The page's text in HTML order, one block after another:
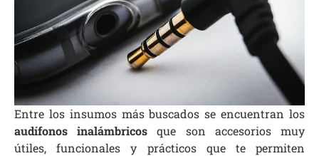
Entre los insumos más buscados se encuentran los
audífonos inalámbricos que son accesorios muy
útiles, funcionales y prácticos que te permiten